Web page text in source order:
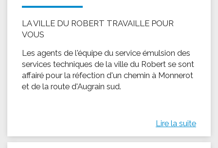
LA VILLE DU ROBERT TRAVAILLE POUR
VOUS
Les agents de l'équipe du service émulsion des
services techniques de la ville du Robert se sont
affairé pour la réfection d'un chemin à Monnerot
et de la route d'Augrain sud.
Lire la suite